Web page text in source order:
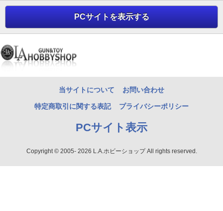
PCサイトを表示する
当サイトについて お問い合わせ
特定商取引に関する表記 プライバシーポリシー
PCサイト表示
Copyright © 2005- 2026 L.A.ホビーショップ All rights reserved.